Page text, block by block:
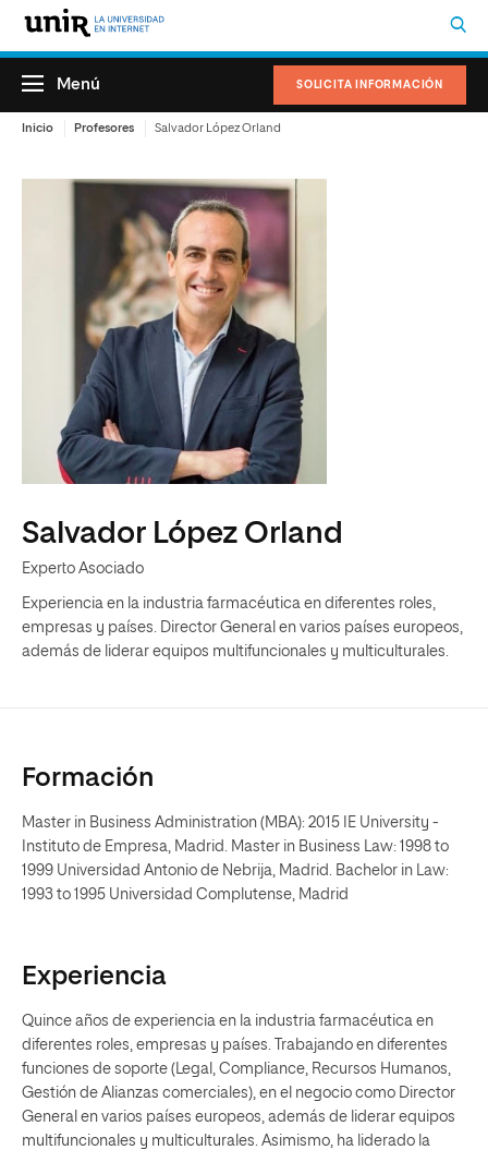
SOLICITA INFORMACIÓN
Menú
Inicio Profesores Salvador López Orland
Salvador López Orland
Experto Asociado
Experiencia en la industria farmacéutica en diferentes roles,
empresas y países. Director General en varios países europeos,
además de liderar equipos multifuncionales y multiculturales.
Formación
Master in Business Administration (MBA): 2015 IE University -
Instituto de Empresa, Madrid. Master in Business Law: 1998 to
1999 Universidad Antonio de Nebrija, Madrid. Bachelor in Law:
1993 to 1995 Universidad Complutense, Madrid
Experiencia
Quince años de experiencia en la industria farmacéutica en
diferentes roles, empresas y países. Trabajando en diferentes
funciones de soporte (Legal, Compliance, Recursos Humanos,
Gestión de Alianzas comerciales), en el negocio como Director
General en varios países europeos, además de liderar equipos
multifuncionales y multiculturales. Asimismo, ha liderado la